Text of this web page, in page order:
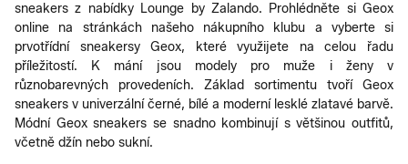
sneakers z nabídky Lounge by Zalando. Prohlédněte si Geox
online na stránkách našeho nákupního klubu a vyberte si
prvotřídní sneakersy Geox, které využijete na celou řadu
příležitostí. K mání jsou modely pro muže i ženy v
různobarevných provedeních. Základ sortimentu tvoří Geox
sneakers v univerzální černé, bílé a moderní lesklé zlatavé barvě.
Módní Geox sneakers se snadno kombinují s většinou outfitů,
včetně džín nebo sukní.